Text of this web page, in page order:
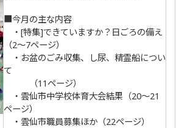
■今月の主な内容
・[特集]できていますか？日ごろの備え
（2～7ページ）
・お盆のごみ収集、し尿、精霊船につい
て
（11ページ）
・雲仙市中学校体育大会結果（20～21
ページ）
・雲仙市職員募集ほか（22ページ）